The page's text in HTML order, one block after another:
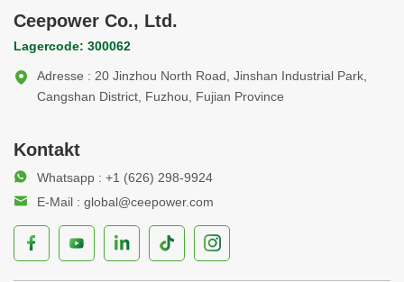
Ceepower Co., Ltd.
Lagercode: 300062
Adresse : 20 Jinzhou North Road, Jinshan Industrial Park,
Cangshan District, Fuzhou, Fujian Province
Kontakt
Whatsapp : +1 (626) 298-9924
E-Mail : global@ceepower.com